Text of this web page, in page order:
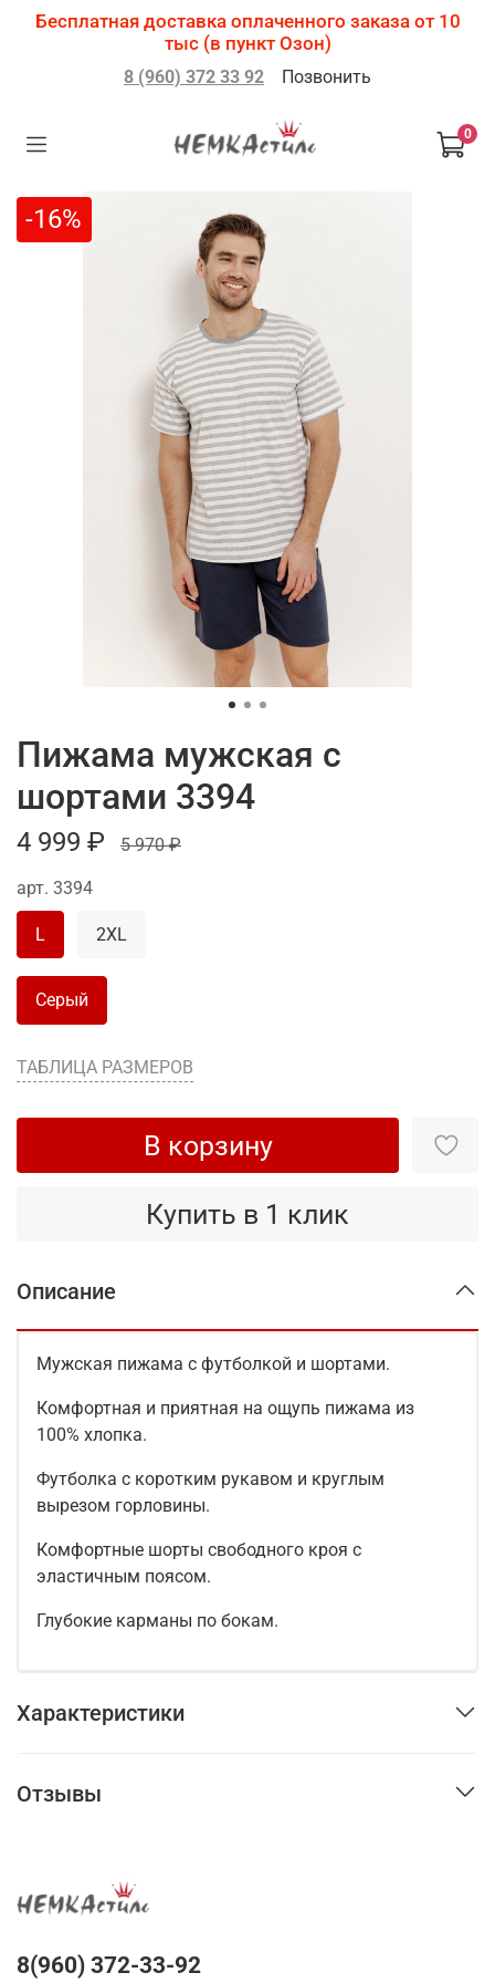
Бесплатная доставка оплаченного заказа от 10
тыс (в пункт Озон)
8 (960) 372 33 92 Позвонить
0
-16%
арт. 3394
Пижама мужская с
шортами 3394
4 999 ₽ 5 970 ₽
ТАБЛИЦА РАЗМЕРОВ
В корзину
Купить в 1 клик
L 2XL
Серый
Описание
Мужская пижама с футболкой и шортами.
Комфортная и приятная на ощупь пижама из
100% хлопка.
Футболка с коротким рукавом и круглым
вырезом горловины.
Комфортные шорты свободного кроя с
эластичным поясом.
Глубокие карманы по бокам.
Характеристики
Отзывы
8(960) 372-33-92